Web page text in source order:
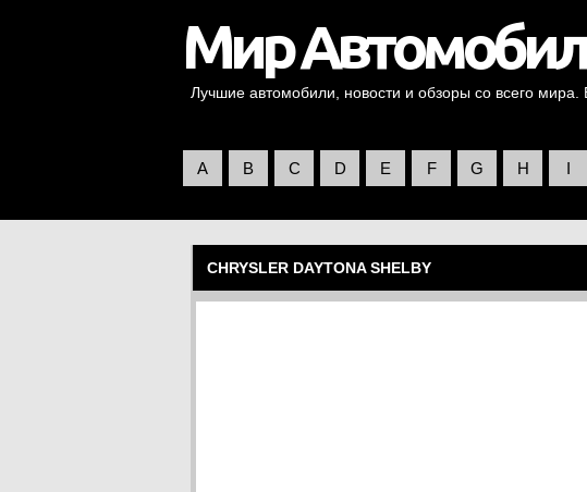
Лучшие автомобили, новости и обзоры со всего мира.
A B C D E F G H I
CHRYSLER DAYTONA SHELBY